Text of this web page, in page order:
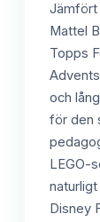
Jämfört
Mattel
Topps
och
för den
LEGO-
Disney